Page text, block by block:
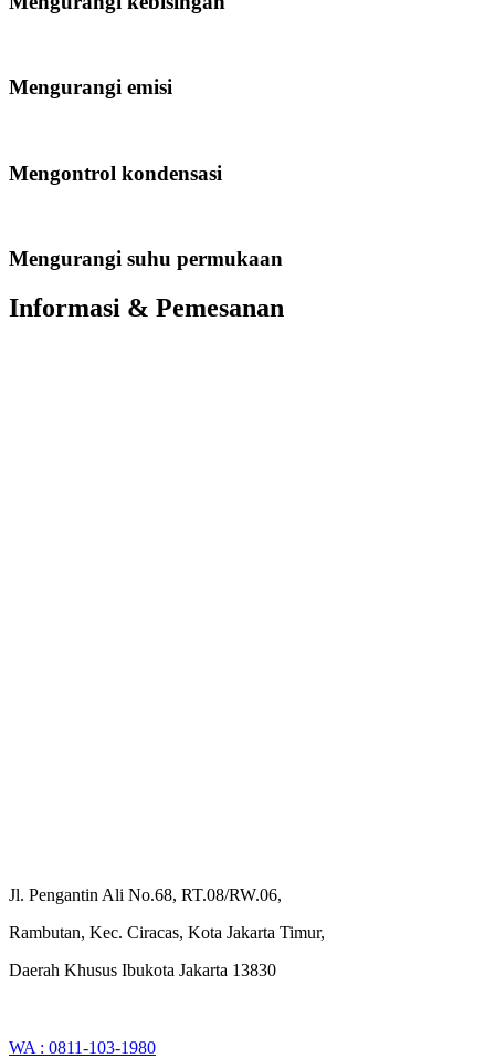
Mengurangi emisi
Mengontrol kondensasi
Mengurangi suhu permukaan
Informasi & Pemesanan
Jl. Pengantin Ali No.68, RT.08/RW.06,
Rambutan, Kec. Ciracas, Kota Jakarta Timur,
Daerah Khusus Ibukota Jakarta 13830
WA : 0811-103-1980